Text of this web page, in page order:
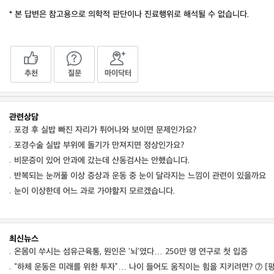
* 본 답변은 참고용으로 의학적 판단이나 진료행위로 해석될 수 없습니다.
추천 질문 마이닥터
관련상담
포경 후 실밥 빠진 자리가 튀어나와 보이면 문제인가요?
포경수술 실밥 부위에 돌기가 만져지면 정상인가요?
비문증이 있어 안과에 갔는데 산동검사는 안했습니다.
반복되는 눈꺼풀 이상 증상과 운동 중 눈이 달라지는 느낌이 관련이 있을까요
눈이 이상한데 어느 과로 가야할지 모르겠습니다.
최신뉴스
온몸이 쑤시는 섬유근육통, 원인은 ‘뇌’였다… 250만 명 연구로 첫 입증
“하체 운동은 미래를 위한 투자”… 나이 들어도 움직이는 힘을 지키려면? ⑦ [